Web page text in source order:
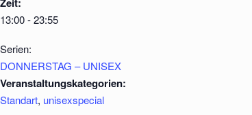
13:00 - 23:55
Serien:
DONNERSTAG – UNISEX
Veranstaltungskategorien:
Standart, unisexspecial